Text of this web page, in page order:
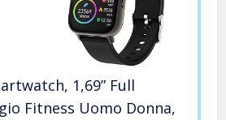
1,69” Full
Fitness Uomo Donna,